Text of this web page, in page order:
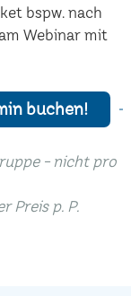
bspw. nach
Webinar mit
buchen!
- nicht pro
Preis p. P.